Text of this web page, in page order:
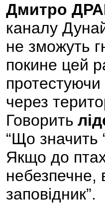
Дмитро
каналу
не зможуть
покине цей
через
Говорить
“Що значить
Якщо до
небезпечне,
заповідник”.